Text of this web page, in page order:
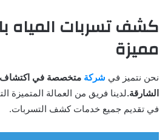
كشف تسربات المياه
مميزة
نحن نتميز في شركة متخصصة في اكتشاف
الشارقة.لدينا فريق من العمالة المتميزة
في تقديم جميع خدمات كشف التسربات.